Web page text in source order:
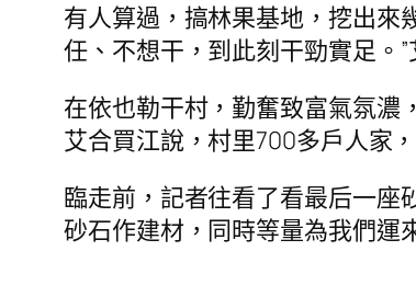
有人算過，搞林果基地，挖出來
任、不想干，到此刻干勁實足。”
在依也勒干村，勤奮致富氣氛濃
艾合買江說，村里700多戶人家
臨走前，記者往看了看最后一座
砂石作建材，同時等量為我們運